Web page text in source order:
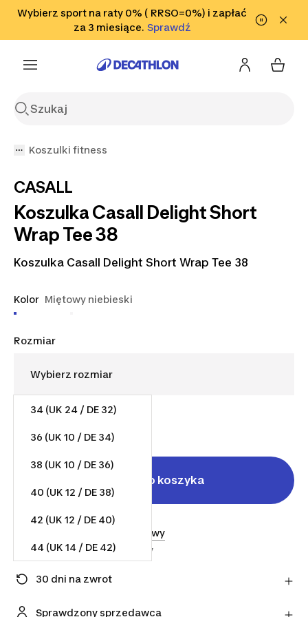
Przejdź do wyszukiwania Przejdź do treści
Przejdź
Wybierz sport na raty 0% ( RRSO=0%) i zapłać
za 3 miesiące. SprawdźSprawdź
Sprawdź
Koszulki fitness
CASALL
Koszulka Casall Delight Short
Wrap Tee 38
Koszulka Casall Delight Short Wrap Tee 38
Kolor Miętowy niebieski
Rozmiar
34 (UK 24 / DE 32)
36 (UK 10 / DE 34)
38 (UK 10 / DE 36)
40 (UK 12 / DE 38)
42 (UK 12 / DE 40)
44 (UK 14 / DE 42)
Dodaj do koszyka
SklepJogowy
Wysłane przezSklepJogowy
30 dni na zwrot
bezpośrednio do sprzedawcy w ciągu 30 dni,
Sprawdzony sprzedawca